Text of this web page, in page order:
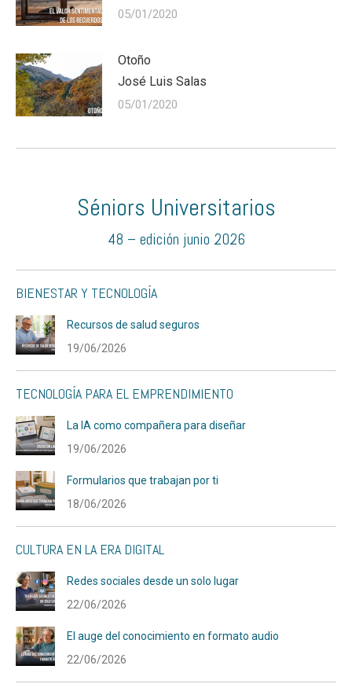
05/01/2020
Otoño
José Luis Salas
05/01/2020
Séniors Universitarios
48 – edición junio 2026
BIENESTAR Y TECNOLOGÍA
Recursos de salud seguros
19/06/2026
TECNOLOGÍA PARA EL EMPRENDIMIENTO
La IA como compañera para diseñar
19/06/2026
Formularios que trabajan por ti
18/06/2026
CULTURA EN LA ERA DIGITAL
Redes sociales desde un solo lugar
22/06/2026
El auge del conocimiento en formato audio
22/06/2026